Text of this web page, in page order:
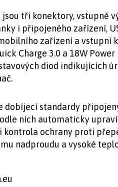
tři konektory, vstupně
i připojeného zařízení,
zařízení a vstupní
Charge 3.0 a 18W
diod indikujících
dobíjecí standardy
nich automaticky
kontrola ochrany proti
nadproudu a vysoké